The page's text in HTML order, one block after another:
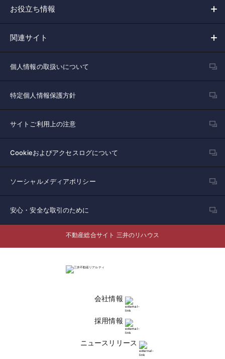
お役立ち情報
関連サイト
個人情報の取扱いについて
特定個人情報保護方針
サイトご利用上の注意
Cookieおよびアクセスログについて
ソーシャルメディアポリシー
安心・安全な取引のために
不動産総合サイト 三井のリハウス
会社情報
採用情報
ニュースリリース